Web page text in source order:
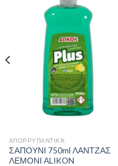
ΑΠΟΡΡΥΠΑΝΤΙΚΆ
ΣΑΠΟΥΝΙ 750ml ΛΑΝΤΖΑΣ
ΛΕΜΟΝΙ ALIKON